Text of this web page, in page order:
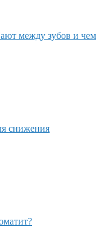
между зубов и чем
снижения